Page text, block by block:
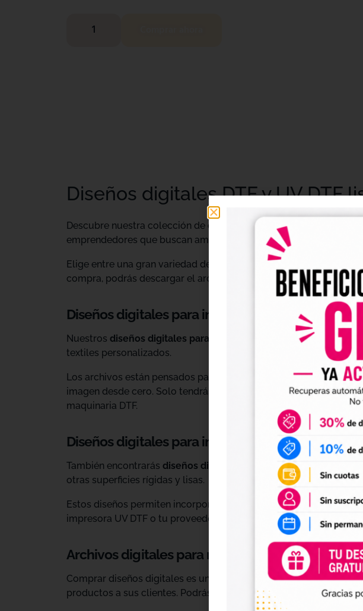
Diseños digitales DTF y UV DTF
Descubre nuestra colección de diseños digitales DTF y UV DTF
,
emprendedores que buscan ampliar su catálogo de forma rápida
Elige entre una gran variedad de diseños individuales y archivos
compra, podrás descargar el archivo y utilizarlo en tus trabajos de
Diseños digitales para impresión DTF textil
Nuestros diseños digitales para DTF
son ideales para crear
textiles personalizados.
Los archivos están pensados para facilitar la preparación de tus
imagen desde cero. Solo tendrás que adaptar el tamaño a tus
maquinaria DTF.
Diseños digitales para impresión UV DTF
También encontrarás diseños digitales para UV DTF, perfectos
otras superficies rígidas y lisas.
Estos diseños permiten incorporar nuevas opciones a tu
impresora UV DTF o tu proveedor habitual de impresión.
Archivos digitales para negocios de
Comprar diseños digitales es una solución práctica para
productos a sus clientes. Podrás escoger diseños de diferentes